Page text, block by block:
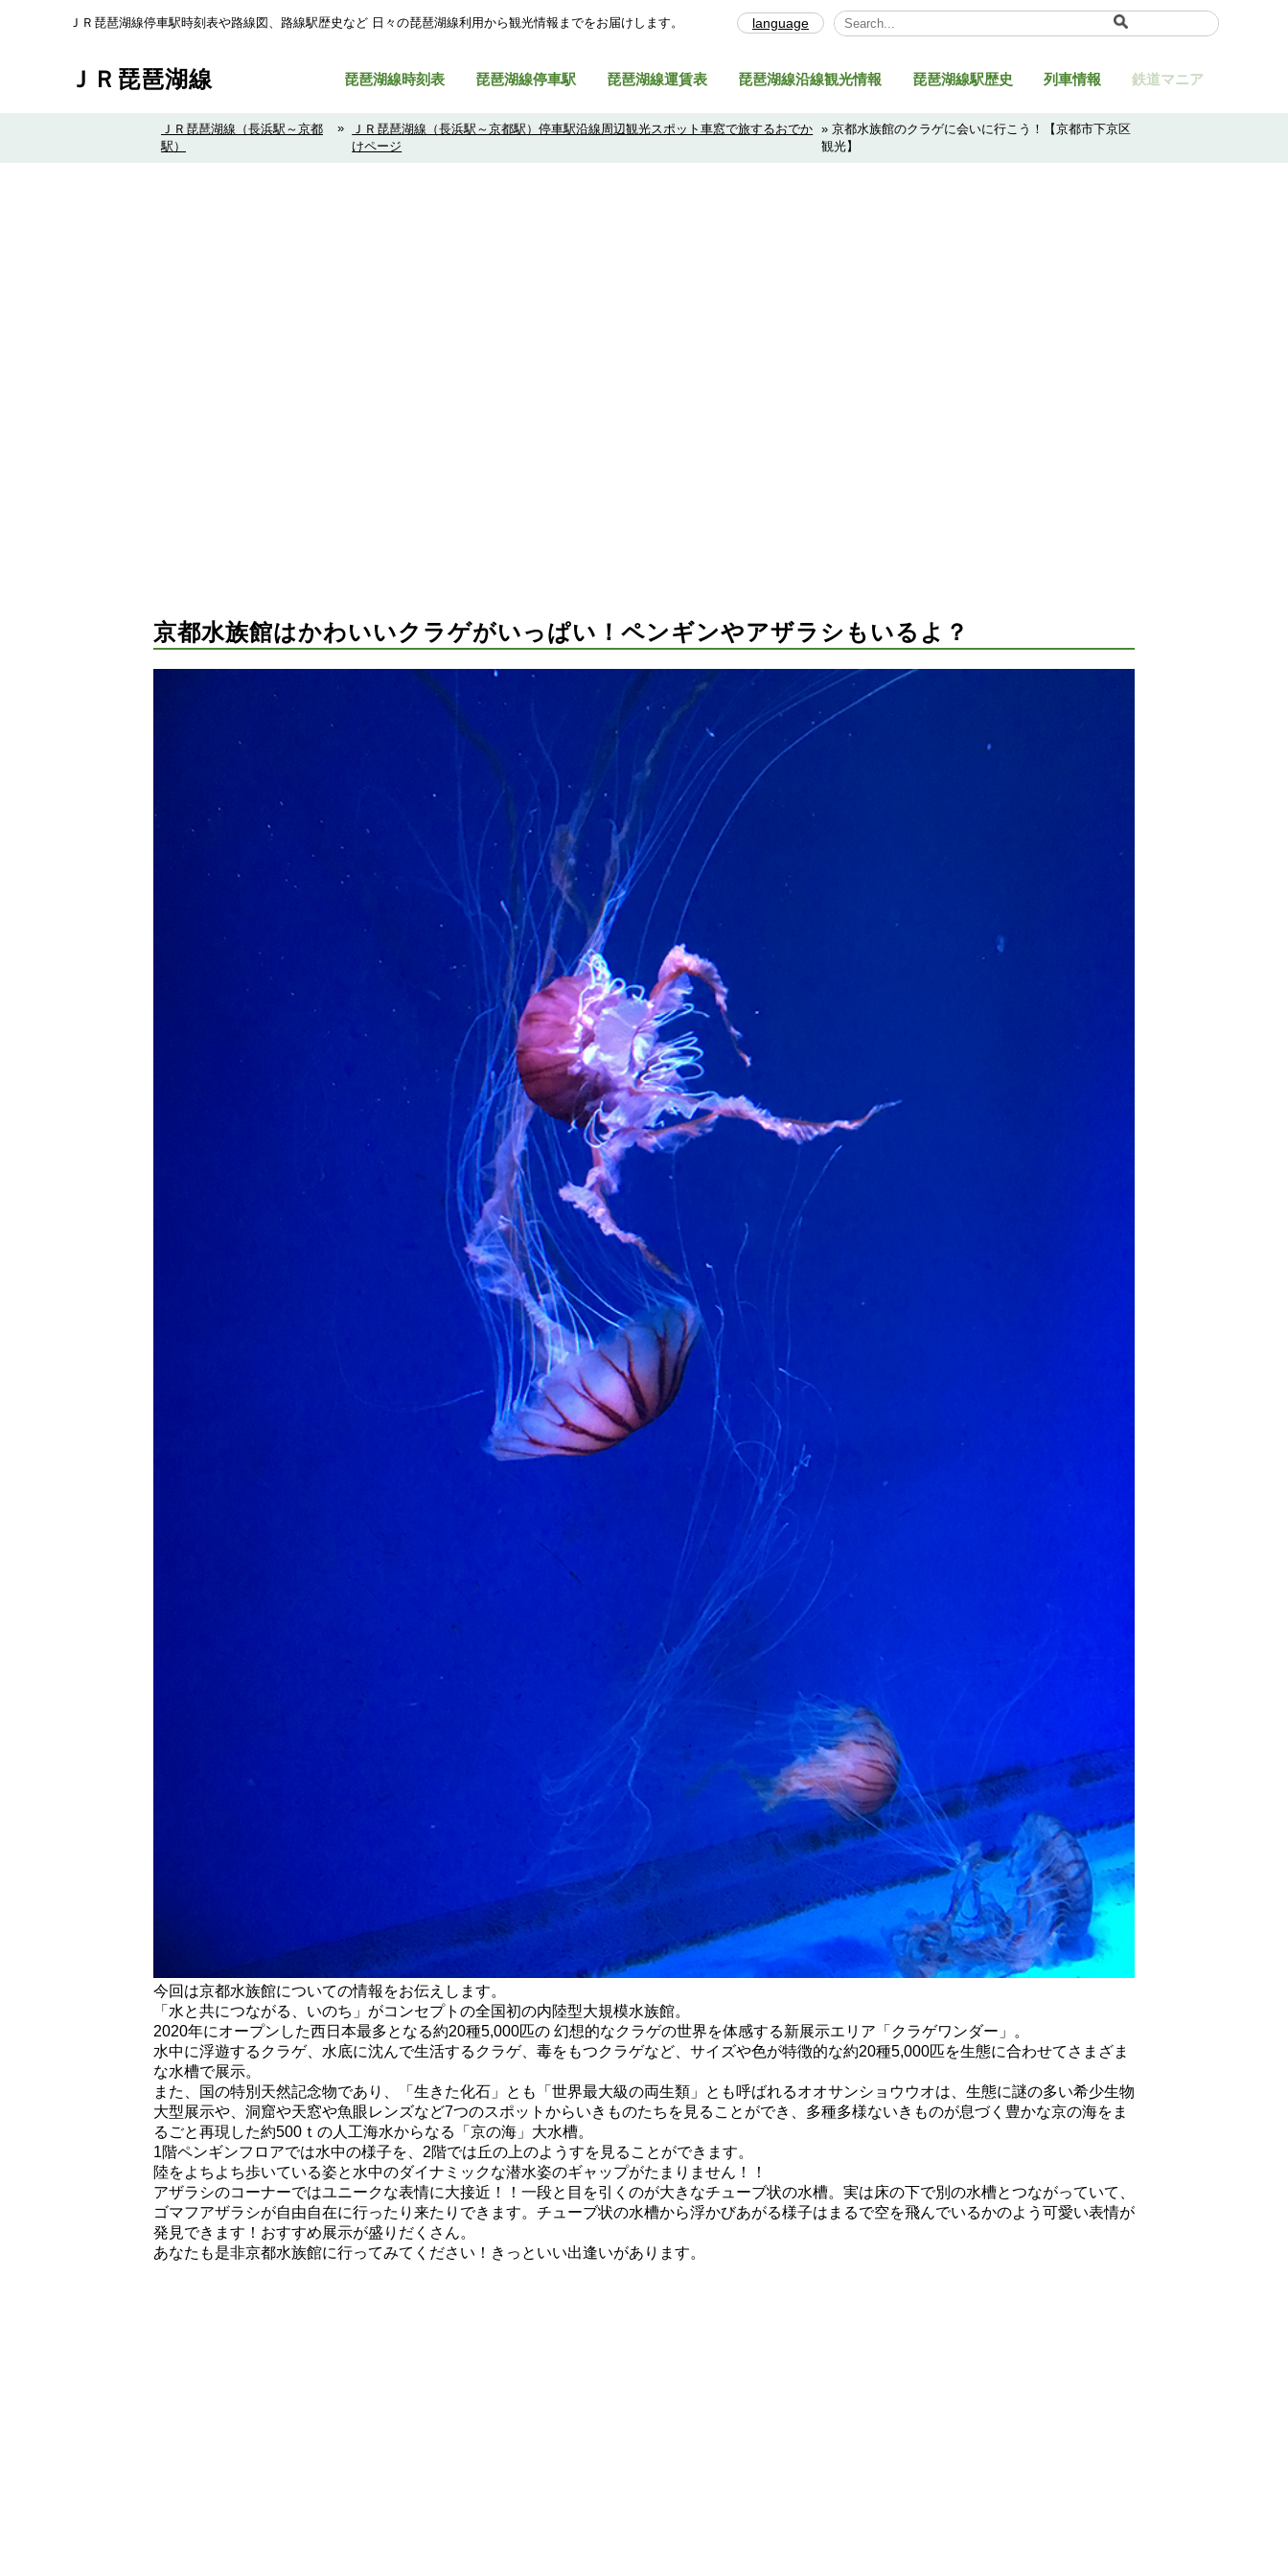
ＪＲ琵琶湖線停車駅時刻表や路線図、路線駅歴史など ⽇々の琵琶湖線利⽤から観光情報までをお届けします。 language
ＪＲ琵琶湖線 琵琶湖線時刻表 琵琶湖線停車駅 琵琶湖線運賃表 琵琶湖線沿線観光情報 琵琶湖線駅歴史 列車情報 鉄道マニア
ＪＲ琵琶湖線（長浜駅～京都
駅）
»
ＪＲ琵琶湖線（長浜駅～京都駅）停車駅沿線周辺観光スポット車窓で旅するおでか
けページ
» 京都水族館のクラゲに会いに行こう！【京都市下京区
観光】
京都水族館はかわいいクラゲがいっぱい！ペンギンやアザラシもいるよ？
今回は京都水族館についての情報をお伝えします。
「水と共につながる、いのち」がコンセプトの全国初の内陸型大規模水族館。
2020年にオープンした西日本最多となる約20種5,000匹の 幻想的なクラゲの世界を体感する新展示エリア「クラゲワンダー」。
水中に浮遊するクラゲ、水底に沈んで生活するクラゲ、毒をもつクラゲなど、サイズや色が特徴的な約20種5,000匹を生態に合わせてさまざま
な水槽で展示。
また、国の特別天然記念物であり、「生きた化石」とも「世界最大級の両生類」とも呼ばれるオオサンショウウオは、生態に謎の多い希少生物
大型展示や、洞窟や天窓や魚眼レンズなど7つのスポットからいきものたちを見ることができ、多種多様ないきものが息づく豊かな京の海をま
るごと再現した約500ｔの人工海水からなる「京の海」大水槽。
1階ペンギンフロアでは水中の様子を、2階では丘の上のようすを見ることができます。
陸をよちよち歩いている姿と水中のダイナミックな潜水姿のギャップがたまりません！！
アザラシのコーナーではユニークな表情に大接近！！一段と目を引くのが大きなチューブ状の水槽。実は床の下で別の水槽とつながっていて、
ゴマフアザラシが自由自在に行ったり来たりできます。チューブ状の水槽から浮かびあがる様子はまるで空を飛んでいるかのよう可愛い表情が
発見できます！おすすめ展示が盛りだくさん。
あなたも是非京都水族館に行ってみてください！きっといい出逢いがあります。